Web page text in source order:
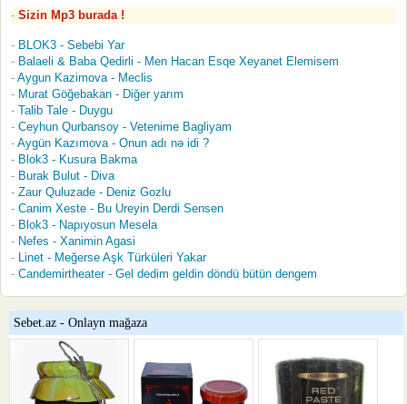
Sizin Mp3 burada !
BLOK3 - Sebebi Yar
Balaeli & Baba Qedirli - Men Hacan Esqe Xeyanet Elemisem
Aygun Kazimova - Meclis
Murat Göğebakan - Diğer yarım
Talib Tale - Duygu
Ceyhun Qurbansoy - Vetenime Bagliyam
Aygün Kazımova - Onun adı nə idi ?
Blok3 - Kusura Bakma
Burak Bulut - Diva
Zaur Quluzade - Deniz Gozlu
Canim Xeste - Bu Ureyin Derdi Sensen
Blok3 - Napıyosun Mesela
Nefes - Xanimin Agasi
Linet - Meğerse Aşk Türküleri Yakar
Candemirtheater - Gel dedim geldin döndü bütün dengem